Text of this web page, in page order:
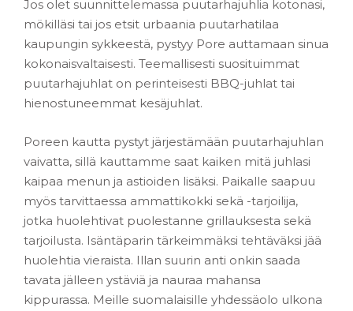
Jos olet suunnittelemassa puutarhajuhlia kotonasi,
mökilläsi tai jos etsit urbaania puutarhatilaa
kaupungin sykkeestä, pystyy Pore auttamaan sinua
kokonaisvaltaisesti. Teemallisesti suosituimmat
puutarhajuhlat on perinteisesti BBQ-juhlat tai
hienostuneemmat kesäjuhlat.
Poreen kautta pystyt järjestämään puutarhajuhlan
vaivatta, sillä kauttamme saat kaiken mitä juhlasi
kaipaa menun ja astioiden lisäksi. Paikalle saapuu
myös tarvittaessa ammattikokki sekä -tarjoilija,
jotka huolehtivat puolestanne grillauksesta sekä
tarjoilusta. Isäntäparin tärkeimmäksi tehtäväksi jää
huolehtia vieraista. Illan suurin anti onkin saada
tavata jälleen ystäviä ja nauraa mahansa
kippurassa. Meille suomalaisille yhdessäolo ulkona